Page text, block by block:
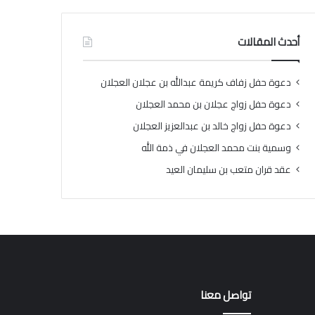
أحدث المقالات
دعوة حفل زفاف كريمة عبدالله بن عجلان العجلان
دعوة حفل زواج عجلان بن محمد العجلان
دعوة حفل زواج خالد بن عبدالعزيز العجلان
وسمية بنت محمد العجلان في ذمة الله
عقد قران متعب بن سليمان العيد
تواصل معنا